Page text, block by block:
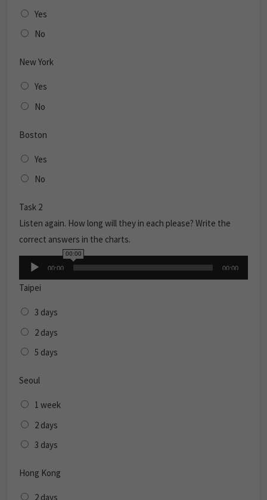
Yes
No
New York
Yes
No
Boston
Yes
No
Task 2
Listen again. How long will they in each please? Write the
correct answers in the charts.
Audio
Player
00:00
00:00
00:00
Taipei
3 days
2 days
5 days
Seoul
1 week
2 days
3 days
Hong Kong
2 days